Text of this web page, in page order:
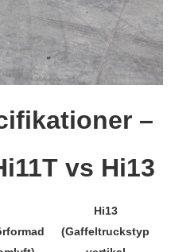
–
vs Hi13
Hi13
(Gaffeltruckstyp